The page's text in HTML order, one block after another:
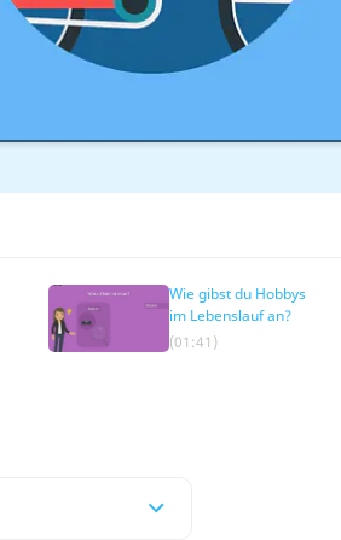
Wie gibst du Hobbys
im Lebenslauf an?
(01:41)